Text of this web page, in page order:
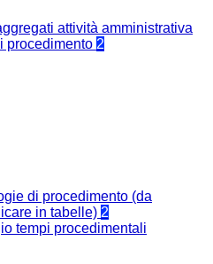
attività amministrativa
procedimento 2
di procedimento (da
in tabelle) 2
tempi procedimentali